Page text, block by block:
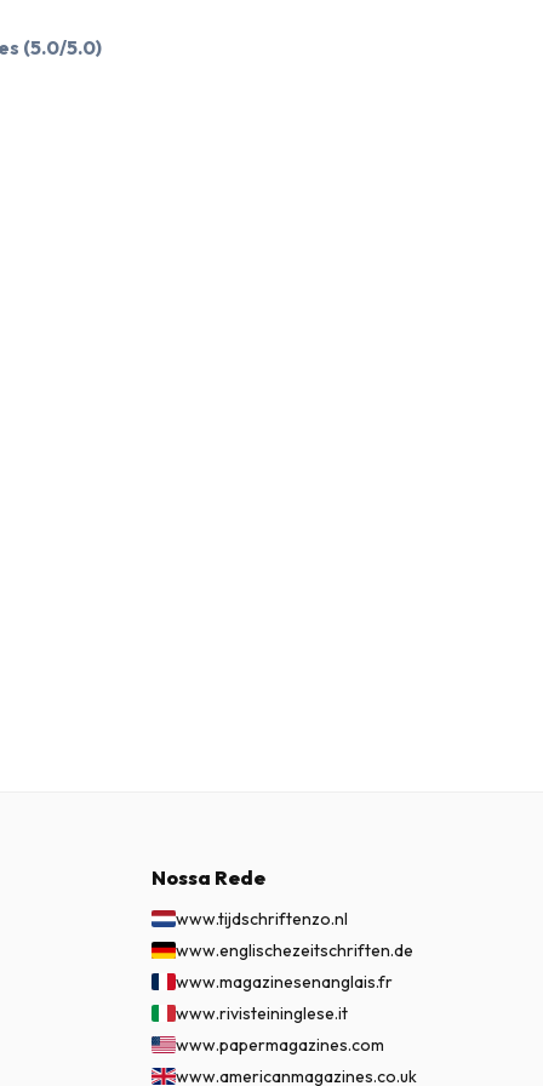
(5.0/5.0)
Nossa Rede
www.tijdschriftenzo.nl
www.englischezeitschriften.de
www.magazinesenanglais.fr
www.rivisteininglese.it
www.papermagazines.com
www.americanmagazines.co.uk